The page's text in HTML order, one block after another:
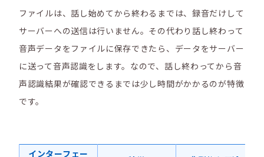
ファイルは、話し始めてから終わるまでは、録音だけして
サーバーへの送信は行いません。その代わり話し終わって
音声データをファイルに保存できたら、データをサーバー
に送って音声認識をします。なので、話し終わってから音
声認識結果が確認できるまでは少し時間がかかるのが特徴
です。
インターフェー